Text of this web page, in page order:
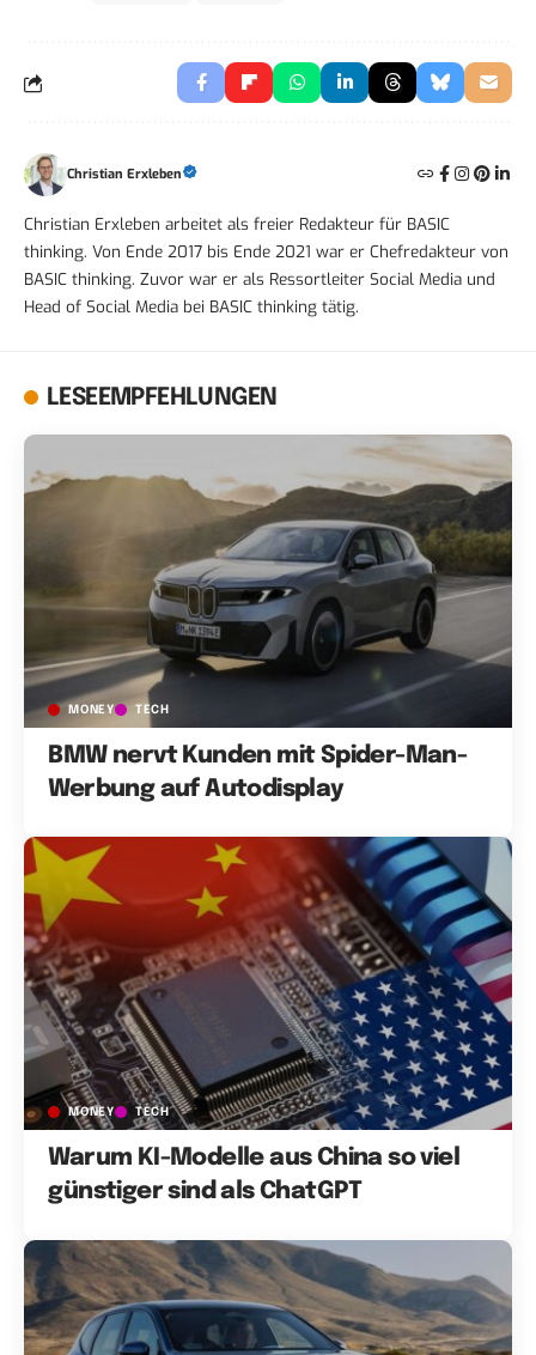
Christian Erxleben
Christian Erxleben arbeitet als freier Redakteur für BASIC
thinking. Von Ende 2017 bis Ende 2021 war er Chefredakteur von
BASIC thinking. Zuvor war er als Ressortleiter Social Media und
Head of Social Media bei BASIC thinking tätig.
LESEEMPFEHLUNGEN
MONEY TECH
BMW nervt Kunden mit Spider-Man-
Werbung auf Autodisplay
MONEY TECH
Warum KI-Modelle aus China so viel
günstiger sind als ChatGPT